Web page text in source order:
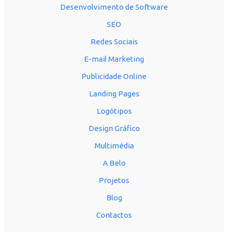
Desenvolvimento de Software
SEO
Redes Sociais
E-mail Marketing
Publicidade Online
Landing Pages
Logótipos
Design Gráfico
Multimédia
A Belo
Projetos
Blog
Contactos